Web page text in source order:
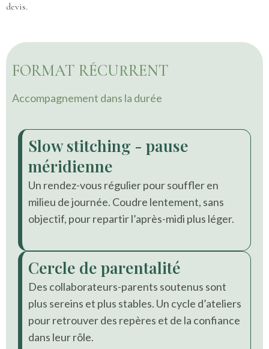
devis.
FORMAT RÉCURRENT
Accompagnement dans la durée
Slow stitching - pause
méridienne
Un rendez-vous régulier pour souffler en
milieu de journée. Coudre lentement, sans
objectif, pour repartir l’après-midi plus léger.
Cercle de parentalité
Des collaborateurs-parents soutenus sont
plus sereins et plus stables. Un cycle d’ateliers
pour retrouver des repères et de la confiance
dans leur rôle.